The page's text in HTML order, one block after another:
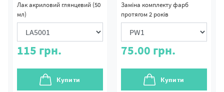
Лак акриловий глянцевий (50
мл)
115 грн.
Купити
Заміна комплекту фарб
протягом 2 років
75.00 грн.
Купити